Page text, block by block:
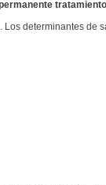
Los determinantes de